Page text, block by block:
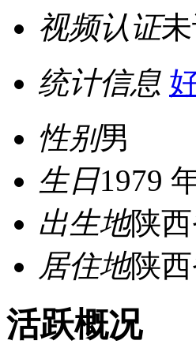
视频认证
统计信息
性别男
生日1979
出生地陕
居住地陕
活跃概况